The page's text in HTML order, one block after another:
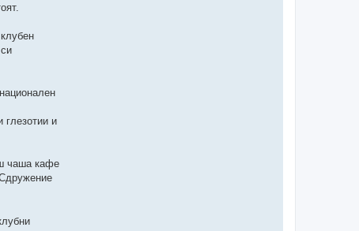
глезотии и
чаша кафе